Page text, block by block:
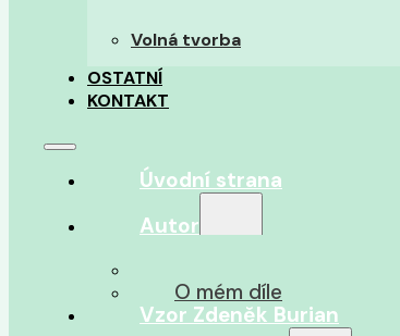
Volná tvorba
OSTATNÍ
KONTAKT
Úvodní strana
Autor
O mém díle
Vzor Zdeněk Burian